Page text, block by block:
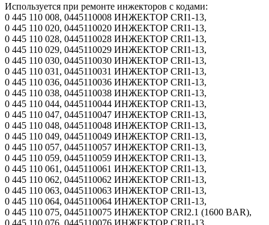
Используется при ремонте инжекторов с кодами:
0 445 110 008, 0445110008 ИНЖЕКТОР CRI1-13,
0 445 110 020, 0445110020 ИНЖЕКТОР CRI1-13,
0 445 110 028, 0445110028 ИНЖЕКТОР CRI1-13,
0 445 110 029, 0445110029 ИНЖЕКТОР CRI1-13,
0 445 110 030, 0445110030 ИНЖЕКТОР CRI1-13,
0 445 110 031, 0445110031 ИНЖЕКТОР CRI1-13,
0 445 110 036, 0445110036 ИНЖЕКТОР CRI1-13,
0 445 110 038, 0445110038 ИНЖЕКТОР CRI1-13,
0 445 110 044, 0445110044 ИНЖЕКТОР CRI1-13,
0 445 110 047, 0445110047 ИНЖЕКТОР CRI1-13,
0 445 110 048, 0445110048 ИНЖЕКТОР CRI1-13,
0 445 110 049, 0445110049 ИНЖЕКТОР CRI1-13,
0 445 110 057, 0445110057 ИНЖЕКТОР CRI1-13,
0 445 110 059, 0445110059 ИНЖЕКТОР CRI1-13,
0 445 110 061, 0445110061 ИНЖЕКТОР CRI1-13,
0 445 110 062, 0445110062 ИНЖЕКТОР CRI1-13,
0 445 110 063, 0445110063 ИНЖЕКТОР CRI1-13,
0 445 110 064, 0445110064 ИНЖЕКТОР CRI1-13,
0 445 110 075, 0445110075 ИНЖЕКТОР CRI2.1 (1600 BAR),
0 445 110 076, 0445110076 ИНЖЕКТОР CRI1-13,